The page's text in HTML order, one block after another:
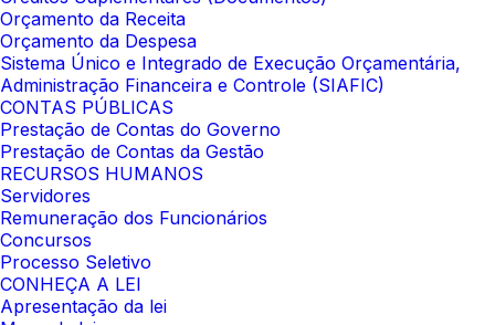
Orçamento da Receita
Orçamento da Despesa
Sistema Único e Integrado de Execução Orçamentária,
Administração Financeira e Controle (SIAFIC)
CONTAS PÚBLICAS
Prestação de Contas do Governo
Prestação de Contas da Gestão
RECURSOS HUMANOS
Servidores
Remuneração dos Funcionários
Concursos
Processo Seletivo
CONHEÇA A LEI
Apresentação da lei